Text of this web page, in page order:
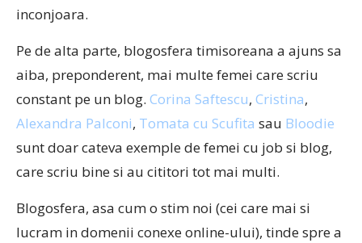
inconjoara.
Pe de alta parte, blogosfera timisoreana a ajuns sa
aiba, preponderent, mai multe femei care scriu
constant pe un blog. Corina Saftescu, Cristina,
Alexandra Palconi, Tomata cu Scufita sau Bloodie
sunt doar cateva exemple de femei cu job si blog,
care scriu bine si au cititori tot mai multi.
Blogosfera, asa cum o stim noi (cei care mai si
lucram in domenii conexe online-ului), tinde spre a